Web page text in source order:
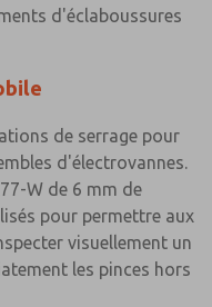
d'éclaboussures
de serrage pour
d'électrovannes.
W de 6 mm de
pour permettre aux
visuellement un
les pinces hors